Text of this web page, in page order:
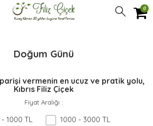
0
Doğum Günü
vermenin en ucuz ve pratik yolu,
Kıbrıs Filiz Çiçek
Fiyat Aralığı :
- 1000 TL
1000 - 3000 TL